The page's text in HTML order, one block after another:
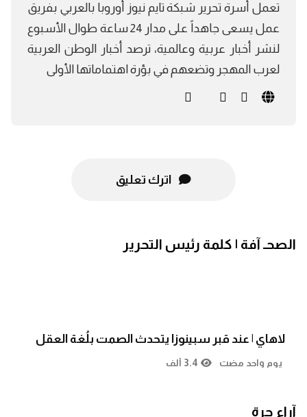
تعمل أسرة تحرير شبكة تايم نيوز أوروبا بالعربي بفريق
عمل يسعى جاهداً على مدار 24 ساعة طوال الأسبوع
لنشر أخبار عربية وعالمية، ترصد أخبار الوطن العربية
لعرب المهجر وتضعهم في بؤرة اهتماماتها الأولى
اترك تعليق
الصحـ آفة | كلمة رئيس التحرير
لاهاي | عند قبر سبينوزا يتحدث الصمت بلُغة العقل
يوم واحد مضت 3.4 ألف
آراء حرة